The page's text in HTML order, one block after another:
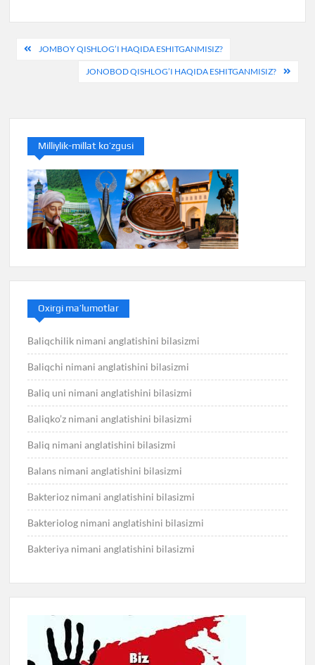
Post
menyusi
JOMBOY QISHLOG’I HAQIDA ESHITGANMISIZ?
JONOBOD QISHLOG’I HAQIDA ESHITGANMISIZ?
Milliylik-millat ko’zgusi
Oxirgi ma’lumotlar
Baliqchilik nimani anglatishini bilasizmi
Baliqchi nimani anglatishini bilasizmi
Baliq uni nimani anglatishini bilasizmi
Baliqko’z nimani anglatishini bilasizmi
Baliq nimani anglatishini bilasizmi
Balans nimani anglatishini bilasizmi
Bakterioz nimani anglatishini bilasizmi
Bakteriolog nimani anglatishini bilasizmi
Bakteriya nimani anglatishini bilasizmi